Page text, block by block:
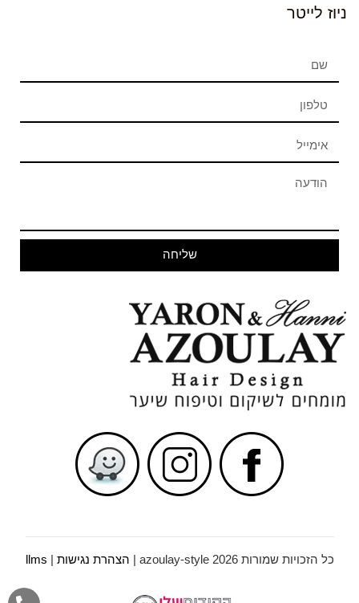
ניוז לייטר
שליחה
כל הזכויות שמורות azoulay-style 2026 | הצהרת נגישות |
llms